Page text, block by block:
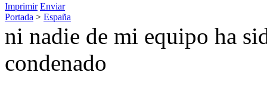
Imprimir Enviar
Portada > España
ni nadie de mi equipo ha
condenado